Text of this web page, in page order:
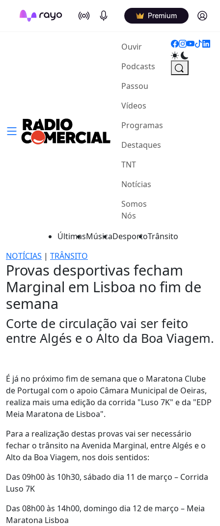
On Air Podcasts Premium Log in
Ouvir(current)
Podcasts
Passou
Vídeos
Programas
Destaques
TNT
Notícias
Somos
Nós
ÚltimasMúsicaDesportoTrânsito
NOTÍCIAS | TRÂNSITO
Provas desportivas fecham
Marginal em Lisboa no fim de
semana
Corte de circulação vai ser feito
entre Algés e o Alto da Boa Viagem.
É já no próximo fim de semana que o Maratona Clube
de Portugal com o apoio Câmara Municipal de Oeiras,
realiza mais uma edição da corrida "Luso 7K" e da "EDP
Meia Maratona de Lisboa".
Para a realização destas provas vai ser necessário
fechar o trânsito na Avenida Marginal, entre Algés e o
Alto da Boa Viagem, nos dois sentidos:
Das 09h00 às 10h30, sábado dia 11 de março – Corrida
Luso 7K
Das 08h00 às 14h00, domingo dia 12 de março – Meia
Maratona Lisboa